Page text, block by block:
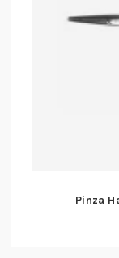
Pinza